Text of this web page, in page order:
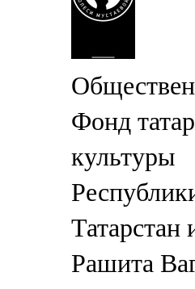
Фонд
культуры
Татарстан
Рашита